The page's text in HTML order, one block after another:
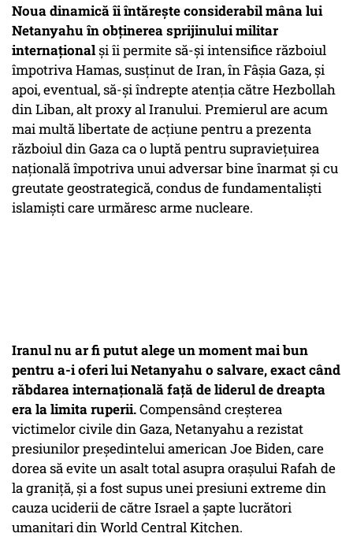
Noua dinamică îi întărește considerabil mâna lui
Netanyahu în obținerea sprijinului militar
internaționalși îi permite să-și intensifice războiul
împotriva Hamas, susținut de Iran, în Fâșia Gaza, și
apoi, eventual, să-și îndrepte atenția către Hezbollah
din Liban, alt proxy al Iranului. Premierul are acum
mai multă libertate de acțiune pentru a prezenta
războiul din Gaza ca o luptă pentru supraviețuirea
națională împotriva unui adversar bine înarmat și cu
greutate geostrategică, condus de fundamentaliști
islamiști care urmăresc arme nucleare.
Iranul nu ar fi putut alege un moment mai bun
pentru a-i oferi lui Netanyahu o salvare, exact când
răbdarea internațională față de liderul de dreapta
era la limita ruperii.Compensând creșterea
victimelor civile din Gaza, Netanyahu a rezistat
presiunilor președintelui american Joe Biden, care
dorea să evite un asalt total asupra orașului Rafah de
la graniță, și a fost supus unei presiuni extreme din
cauza uciderii de către Israel a șapte lucrători
umanitari din World Central Kitchen.